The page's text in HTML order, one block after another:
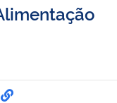
por
Compartilhe por
link para Copiar